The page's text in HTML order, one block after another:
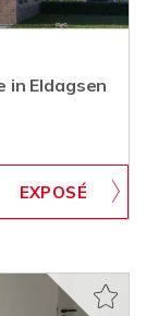
in Eldagsen